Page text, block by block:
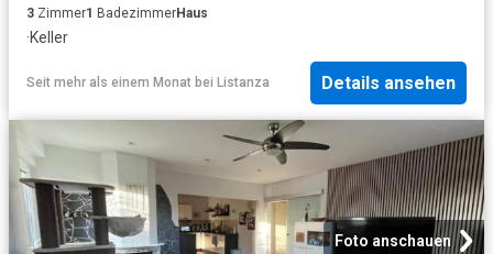
3 Zimmer1 BadezimmerHaus
·Keller
Seit mehr als einem Monat bei Listanza Details ansehen
Foto anschauen